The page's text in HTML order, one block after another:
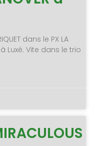
dans le PX LA
à Luxé. Vite dans le trio